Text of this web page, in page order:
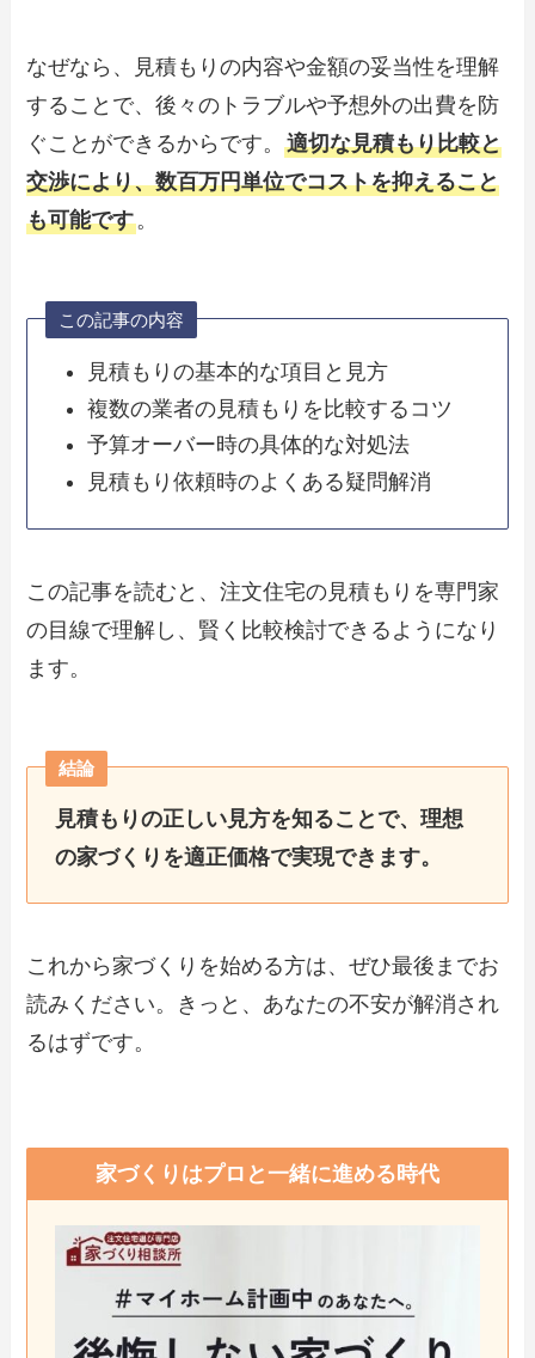
なぜなら、見積もりの内容や金額の妥当性を理解
することで、後々のトラブルや予想外の出費を防
ぐことができるからです。適切な見積もり比較と
交渉により、数百万円単位でコストを抑えること
も可能です。
この記事の内容
見積もりの基本的な項目と見方
複数の業者の見積もりを比較するコツ
予算オーバー時の具体的な対処法
見積もり依頼時のよくある疑問解消
この記事を読むと、注文住宅の見積もりを専門家
の目線で理解し、賢く比較検討できるようになり
ます。
結論
見積もりの正しい見方を知ることで、理想
の家づくりを適正価格で実現できます。
これから家づくりを始める方は、ぜひ最後までお
読みください。きっと、あなたの不安が解消され
るはずです。
家づくりはプロと一緒に進める時代